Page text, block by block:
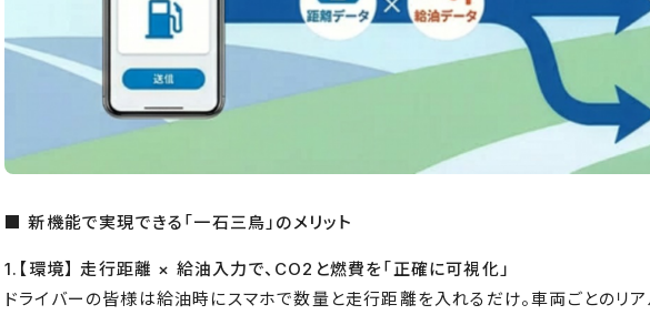
■ 新機能で実現できる「一石三鳥」のメリット
1.【環境】 走行距離 × 給油入力で、CO2と燃費を「正確に可視化」
ドライバーの皆様は給油時にスマホで数量と走行距離を入れるだけ。車両ごとのリ